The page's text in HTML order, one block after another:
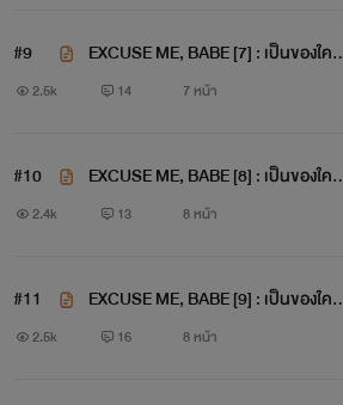
#9
EXCUSE ME, BABE [7] : เป็นของใคร
1/3
2.5k 14 7 หน้า
#10
EXCUSE ME, BABE [8] : เป็นของใคร
2/3
2.4k 13 8 หน้า
#11
EXCUSE ME, BABE [9] : เป็นของใคร
3/3
2.5k 16 8 หน้า